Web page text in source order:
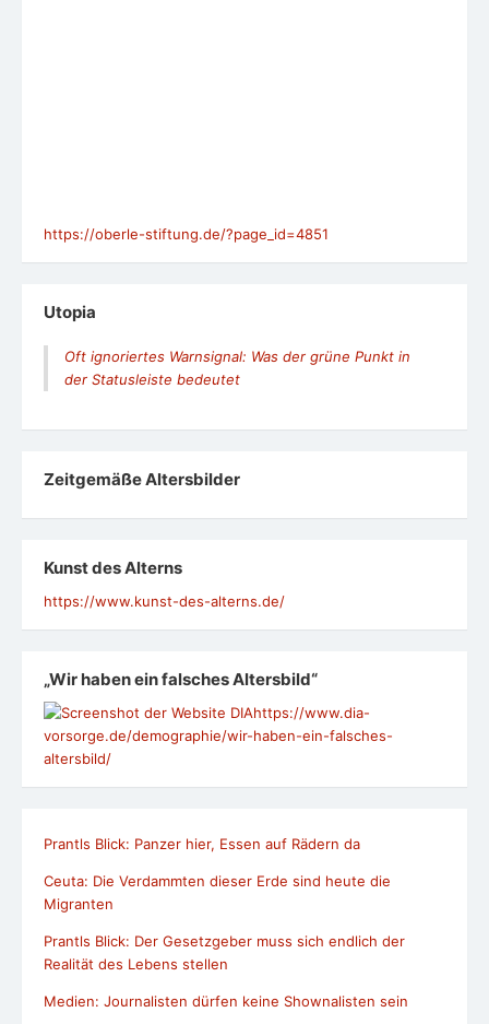
https://oberle-stiftung.de/?page_id=4851
Utopia
Oft ignoriertes Warnsignal: Was der grüne Punkt in
der Statusleiste bedeutet
Zeit­ge­mäße Alters­bil­der
Kunst des Alterns
https://www.kunst-des-alterns.de/
„Wir haben ein falsches Altersbild“
https://www.dia-
vorsorge.de/demographie/wir-haben-ein-falsches-
altersbild/
Prantls Blick: Panzer hier, Essen auf Rädern da
Ceuta: Die Verdammten dieser Erde sind heute die
Migranten
Prantls Blick: Der Gesetzgeber muss sich endlich der
Realität des Lebens stellen
Medien: Journalisten dürfen keine Shownalisten sein